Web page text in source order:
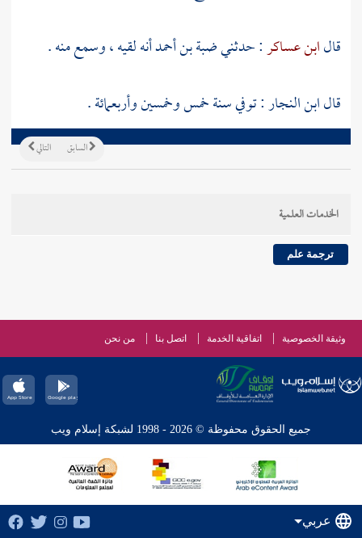
قالابن عساكر: حدثنيضبة بن أحمدأنه لقيه ، وسمع منه .
قالابن النجار: توفي سنة خمس وخمسين وأربعمائة .
التالي السابق
الخدمات العلمية
ترجمة علم
وثيقة الخصوصية اتفاقية الخدمة اتصل بنا من نحن
جميع الحقوق محفوظة © 2026 - 1998 لشبكة إسلام ويب
عربي